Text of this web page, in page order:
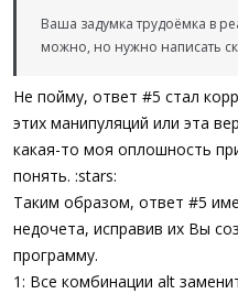
Ваша задумка трудоёмка в
можно, но нужно написать
Не пойму, ответ #5 стал
этих манипуляций или эта
какая-то моя оплошность
понять. :stars:
Таким образом, ответ #5
недочета, исправив их Вы
программу.
1: Все комбинации alt